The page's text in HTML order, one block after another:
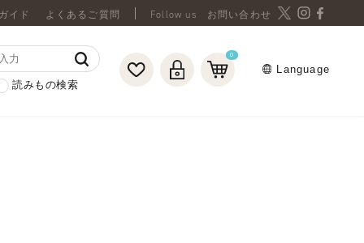
イド よくあるご質問 お問い合わせ
読みもの検索
0
Language